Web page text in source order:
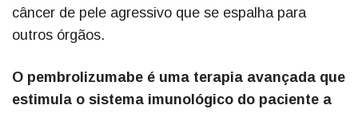
câncer de pele agressivo que se espalha para
outros órgãos.
O pembrolizumabe é uma terapia avançada que
estimula o sistema imunológico do paciente a